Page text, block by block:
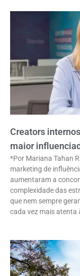
Creators
maior
*Por Mariana Tahan
marketing de
aumentaram a
complexidade das
que nem sempre
cada vez mais atenta